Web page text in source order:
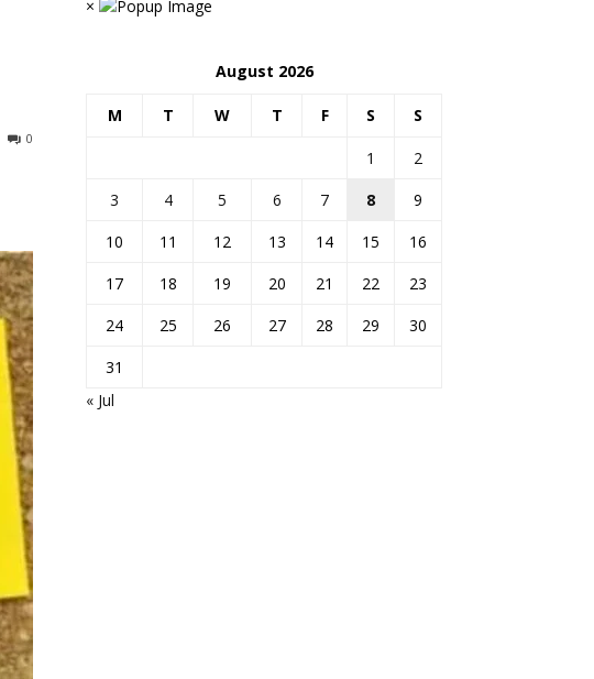
0
×
August 2026
M T W T F S S
1
2
3
4 5 6 7 8
9
10
11 12 13 14 15
16
17
18 19 20 21 22
23
24
25 26 27 28 29
30
31
« Jul